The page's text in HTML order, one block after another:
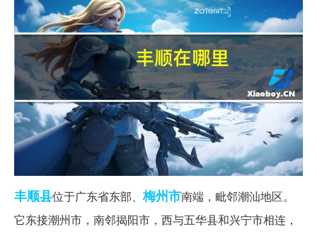
丰顺县位于广东省东部、梅州市南端，毗邻潮汕地区。
它东接潮州市，南邻揭阳市，西与五华县和兴宁市相连，